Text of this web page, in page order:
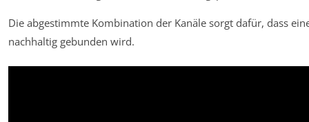
Die abgestimmte Kombination der Kanäle sorgt dafür, dass
nachhaltig gebunden wird.